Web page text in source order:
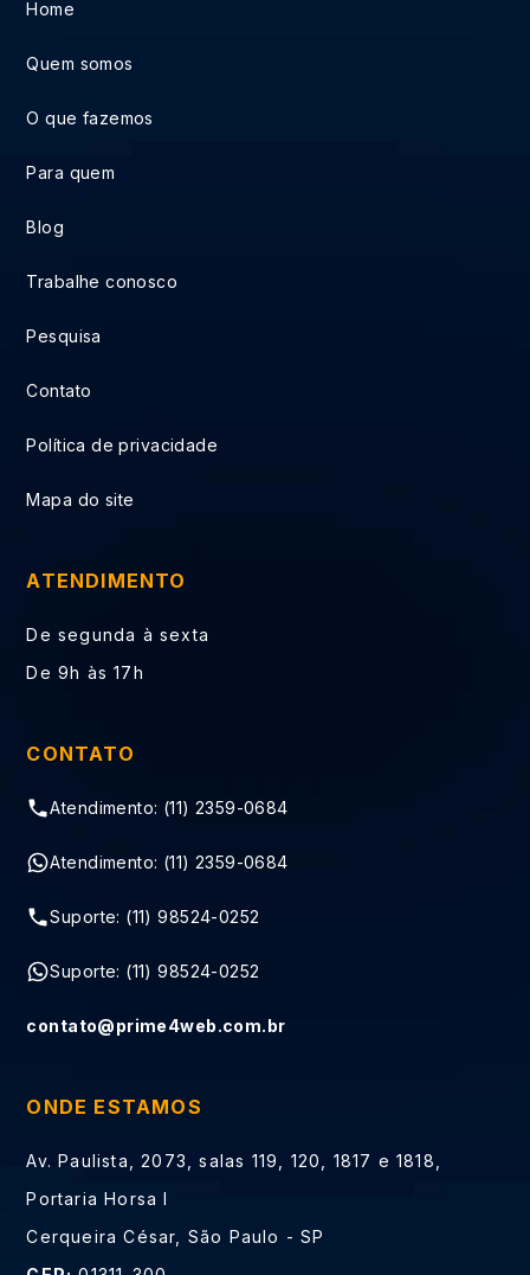
Home
Quem somos
O que fazemos
Para quem
Blog
Trabalhe conosco
Pesquisa
Contato
Política de privacidade
Mapa do site
ATENDIMENTO
De segunda à sexta
De 9h às 17h
CONTATO
Atendimento: (11) 2359-0684
Atendimento: (11) 2359-0684
Suporte: (11) 98524-0252
Suporte: (11) 98524-0252
contato@prime4web.com.br
ONDE ESTAMOS
Av. Paulista, 2073, salas 119, 120, 1817 e 1818,
Portaria Horsa I
Cerqueira César, São Paulo - SP